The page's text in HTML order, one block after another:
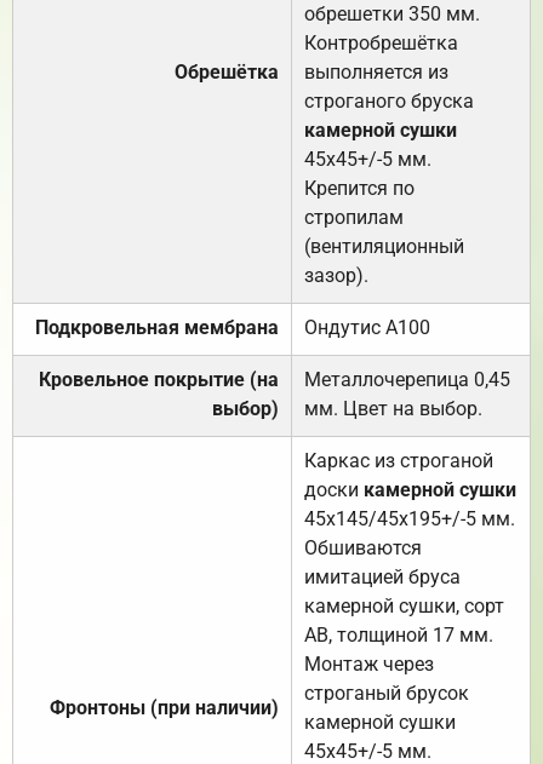
Обрешётка
обрешетки 350 мм.
Контробрешётка
выполняется из
строганого бруска
камерной сушки
45х45+/-5 мм.
Крепится по
стропилам
(вентиляционный
зазор).
Подкровельная мембрана Ондутис А100
Кровельное покрытие (на
выбор)
Металлочерепица 0,45
мм. Цвет на выбор.
Фронтоны (при наличии)
Каркас из строганой
доски камерной сушки
45х145/45х195+/-5 мм.
Обшиваются
имитацией бруса
камерной сушки, сорт
АВ, толщиной 17 мм.
Монтаж через
строганый брусок
камерной сушки
45х45+/-5 мм.